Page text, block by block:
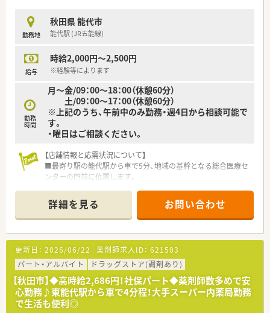
勤務地
秋田県 能代市
能代駅 (JR五能線)
給与
時給2,000円～2,500円
※経験等によります
勤務
時間
月～金/09：00～18：00（休憩60分）
土/09：00～17：00（休憩60分）
※上記のうち、午前中のみ勤務・週4日から相談可能で
す。
・曜日はご相談ください。
【店舗情報と応需状況について】
■最寄り駅の能代駅から車で5分、地域の基幹となる総合医療セ
ンターの門前に位置します。
知識を習得できる環境です。
■常勤薬剤師3名と事務員2名が在籍し、チームワークを大切に
業務を行っています。
【法人特徴について】
■医療モール開発のパイオニアとして知られ、全国に約400店舗
を展開する大手調剤薬局です。
■人材定着率が97%と非常に高く、社員が働きやすい職場環境
づくりに注力しています。
■社長も薬剤師であり、現場への深い理解のもとで組織運営を行
っています。
詳細を見る お問い合わせ
更新日： 2026/06/22 薬剤師求人ID： 621503
パート・アルバイト
ドラッグストア(調剤あり)
【秋田市】◆高時給2,686円！社保パート◆薬剤師数多めで安
心勤務♪東能代駅から車で4分程！大手スーパー内薬局勤務
で生活も便利◎